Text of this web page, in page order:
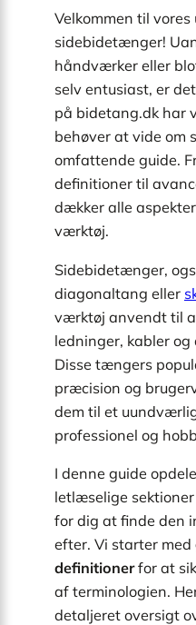
Velkommen til
sidebidetænger!
håndværker eller
selv entusiast, er
på bidetang.dk har
behøver at vide om
omfattende guide.
definitioner til
dækker alle
værktøj.
Sidebidetænger,
diagonaltang eller
værktøj anvendt til
ledninger, kabler
Disse tængers
præcision og
dem til et
professionel og
I denne guide
letlæselige
for dig at finde den
efter. Vi starter med
definitionerfor at
af terminologien.
detaljeret oversigt